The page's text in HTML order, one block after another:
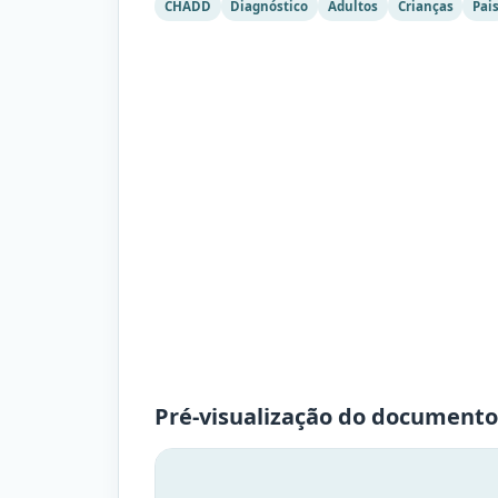
CHADD Diagnóstico Adultos Crianças
Pré-visualização do documento